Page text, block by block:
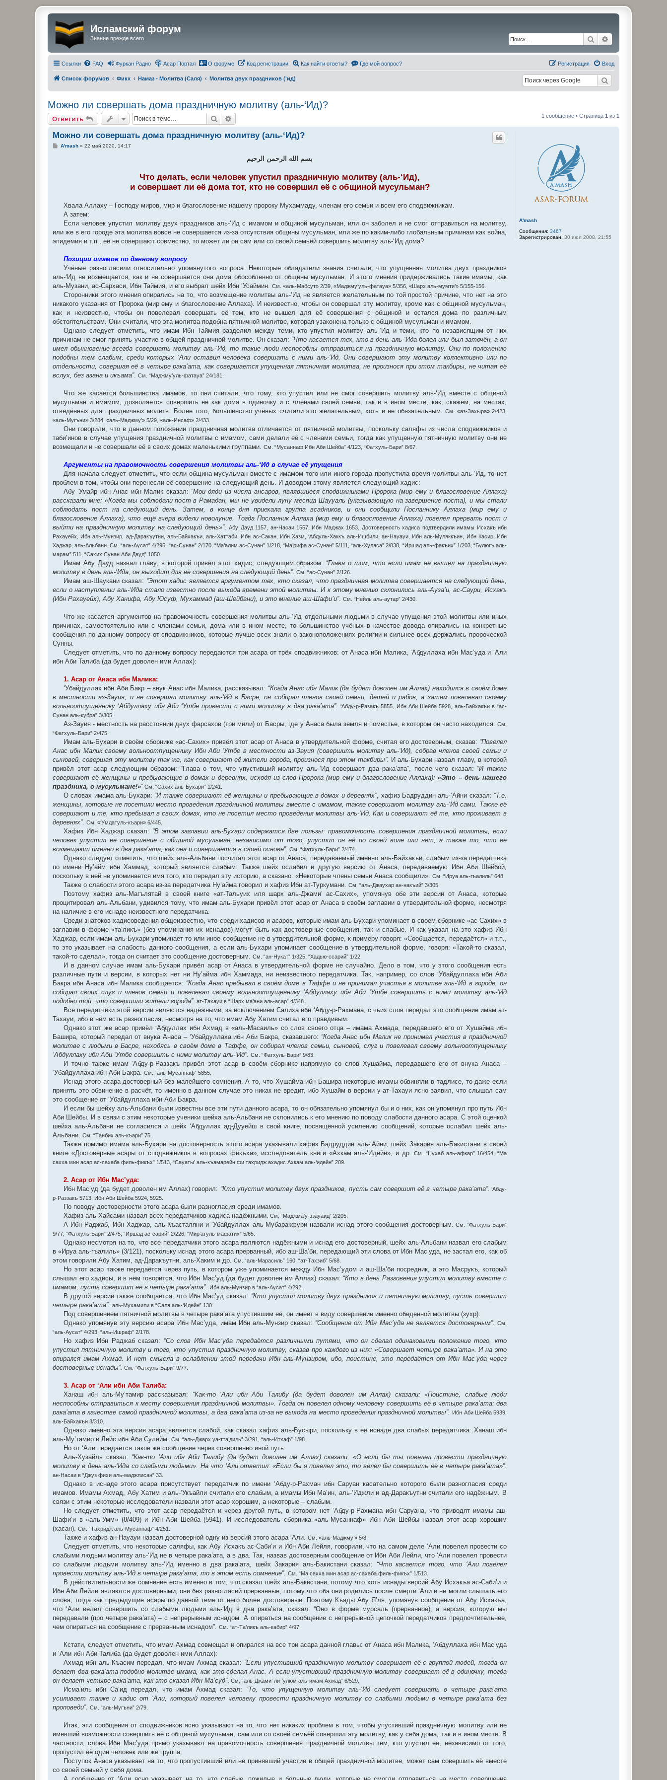
Исламский форум
Знание прежде всего Поиск
Ссылки FAQ Фуркан Радио Асар Портал О форуме Код регистрации Как найти ответы? Где мой вопрос? Вход
Регистрация
Список форумов Фикх Намаз - Молитва (Саля) Молитва двух праздников ('ид)
Можно ли совершать дома праздничную молитву (аль-‘Ид)?
Ответить Поиск 1 сообщение • Страница 1 из 1
A'mash
Сообщения: 3467
Зарегистрирован: 30 июл 2008, 21:55
Можно ли совершать дома праздничную молитву (аль-‘Ид)?
СA'mash» 22 май 2020, 14:17
بسم الله الرحمن الرحيم
Что делать, если человек упустил праздничную молитву (аль-‘Ид),
и совершает ли её дома тот, кто не совершил её с общиной мусульман?
Хвала Аллаху – Господу миров, мир и благословение нашему пророку Мухаммаду, членам его семьи и всем его сподвижникам.
А затем:
Если человек упустил молитву двух праздников аль-‘Ид с имамом и общиной мусульман, или он заболел и не смог отправиться на молитву,
или же в его городе эта молитва вовсе не совершается из-за отсутствия общины мусульман, или же по каким-либо глобальным причинам как война,
эпидемия и т.п., её не совершают совместно, то может ли он сам или со своей семьёй совершить молитву аль-‘Ид дома?
Позиции имамов по данному вопросу
Учёные разногласили относительно упомянутого вопроса. Некоторые обладатели знания считали, что упущенная молитва двух праздников
аль-‘Ид не возмещается, как и не совершается она дома обособленно от общины мусульман. И этого мнения придерживались такие имамы, как
аль-Музани, ас-Сархаси, Ибн Таймия, и его выбрал шейх Ибн ‘Усаймин.
См. «аль-Мабсут» 2/39, «Маджму’уль-фатауа» 5/356, «Шарх аль-мумти’» 5/155-156.
Сторонники этого мнения опирались на то, что возмещение молитвы аль-‘Ид не является желательным по той простой причине, что нет на это
никакого указания от Пророка (мир ему и благословение Аллаха). И неизвестно, чтобы он совершал эту молитву, кроме как с общиной мусульман,
как и неизвестно, чтобы он повелевал совершать её тем, кто не вышел для её совершения с общиной и остался дома по различным
обстоятельствам. Они считали, что эта молитва подобна пятничной молитве, которая узаконена только с общиной мусульман и имамом.
Однако следует отметить, что имам Ибн Таймия разделил между теми, кто упустил молитву аль-‘Ид и теми, кто по независящим от них
причинам не смог принять участие в общей праздничной молитве. Он сказал: “Что касается тех, кто в день аль-‘Ида болел или был заточён, а он
имел обыкновение всегда совершать молитву аль-‘Ид, то такие люди неспособны отправиться на праздничную молитву. Они по положению
подобны тем слабым, среди которых ‘Али оставил человека совершать с ними аль-‘Ид. Они совершают эту молитву коллективно или по
отдельности, совершая её в четыре рака’ата, как совершается упущенная пятничная молитва, не произнося при этом такбиры, не читая её
вслух, без азана и икъама”. См. “Маджму’уль-фатауа” 24/181.
Что же касается большинства имамов, то они считали, что тому, кто упустил или не смог совершить молитву аль-‘Ид вместе с общиной
мусульман и имамом, дозволяется совершить её как дома в одиночку и с членами своей семьи, так и в ином месте, как, скажем, на местах,
отведённых для праздничных молитв. Более того, большинство учёных считали это желательным, хоть и не обязательным.См. «аз-Захыра» 2/423,
«аль-Мугъни» 3/284, «аль-Маджму’» 5/29, «аль-Инсаф» 2/433.
Они говорили, что в данном положении праздничная молитва отличается от пятничной молитвы, поскольку саляфы из числа сподвижников и
таби’инов в случае упущения праздничной молитвы с имамом, сами делали её с членами семьи, тогда как упущенную пятничную молитву они не
возмещали и не совершали её в своих домах маленькими группами.
См. “Мусаннаф Ибн Аби Шейба” 4/123, “Фатхуль-Бари” 8/67.
Аргументы на правомочность совершения молитвы аль-‘Ид в случае её упущения
Для начала следует отметить, что если община мусульман вместе с имамом того или иного города пропустила время молитвы аль-‘Ид, то нет
проблем в том, чтобы они перенесли её совершение на следующий день. И доводом этому является следующий хадис:
Абу ‘Умайр ибн Анас ибн Малик сказал: “Мои дяди из числа ансаров, являвшиеся сподвижниками Пророка (мир ему и благословение Аллаха)
рассказали мне: «Когда мы соблюдали пост в Рамадан, мы не увидели луну месяца Шаууаль (указывающую на завершение поста), и мы стали
соблюдать пост на следующий день. Затем, в конце дня приехала группа всадников, и они сообщили Посланнику Аллаха (мир ему и
благословение Аллаха), что ещё вчера видели новолуние. Тогда Посланник Аллаха (мир ему и благословение Аллаха) повелел прервать пост и
выйти на праздничную молитву на следующий день»”.Абу Дауд 1157, ан-Насаи 1557, Ибн Маджах 1653. Достоверность хадиса подтвердили имамы Исхакъ ибн
Рахауейх, Ибн аль-Мунзир, ад-Даракъутни, аль-Байхакъи, аль-Хаттаби, Ибн ас-Сакан, Ибн Хазм, ‘Абдуль-Хаккъ аль-Ишбили, ан-Науауи, Ибн аль-Муляккъин, Ибн Касир, Ибн
Хаджар, аль-Альбани. См. “аль-Аусат” 4/295, “ас-Сунан” 2/170, “Ма’алим ас-Сунан” 1/218, “Ма’рифа ас-Сунан” 5/111, “аль-Хуляса” 2/838, “Иршад аль-факъих” 1/203, “Булюгъ аль-
марам” 511, “Сахих Сунан Аби Дауд” 1050.
Имам Абу Дауд назвал главу, в которой привёл этот хадис, следующим образом: “Глава о том, что если имам не вышел на праздничную
молитву в день аль-‘Ида, он выходит для её совершения на следующий день”. См. “ас-Сунан” 2/126.
Имам аш-Шаукани сказал: “Этот хадис является аргументом тех, кто сказал, что праздничная молитва совершается на следующий день,
если о наступлении аль-‘Ида стало известно после выхода времени этой молитвы. И к этому мнению склонились аль-Ауза’и, ас-Саури, Исхакъ
(Ибн Рахауейх), Абу Ханифа, Абу Юсуф, Мухаммад (аш-Шейбани), и это мнение аш-Шафи’и”. См. “Нейль аль-аутар” 2/430.
Что же касается аргументов на правомочность совершения молитвы аль-‘Ид отдельными людьми в случае упущения этой молитвы или иных
причинах, самостоятельно или с членами семьи, дома или в ином месте, то большинство учёных в качестве довода опирались на конкретные
сообщения по данному вопросу от сподвижников, которые лучше всех знали о законоположениях религии и сильнее всех держались пророческой
Сунны.
Следует отметить, что по данному вопросу передаются три асара от трёх сподвижников: от Анаса ибн Малика, ‘Абдуллаха ибн Мас’уда и ‘Али
ибн Аби Талиба (да будет доволен ими Аллах):
1. Асар от Анаса ибн Малика:
‘Убайдуллах ибн Аби Бакр – внук Анас ибн Малика, рассказывал: “Когда Анас ибн Малик (да будет доволен им Аллах) находился в своём доме
в местности аз-Зауия, и не совершал молитву аль-‘Ид в Басре, он собирал членов своей семьи, детей и рабов, а затем повелевал своему
вольноотпущеннику ‘Абдуллаху ибн Аби ‘Утбе провести с ними молитву в два рака’ата”.
‘Абду-р-Разакъ 5855, Ибн Аби Шейба 5928, аль-Байхакъи в “ас-
Сунан аль-кубра” 3/305.
Аз-Зауия - местность на расстоянии двух фарсахов (три мили) от Басры, где у Анаса была земля и поместье, в котором он часто находился.
См.
“Фатхуль-Бари” 2/475.
Имам аль-Бухари в своём сборнике «ас-Сахих» привёл этот асар от Анаса в утвердительной форме, считая его достоверным, сказав: “Повелел
Анас ибн Малик своему вольноотпущеннику Ибн Аби ‘Утбе в местности аз-Зауия (совершить молитву аль-‘Ид), собрав членов своей семьи и
сыновей, совершая эту молитву так же, как совершают её жители города, произнося при этом такбиры”. И аль-Бухари назвал главу, в которой
привёл этот асар следующим образом: “Глава о том, что упустивший молитву аль-‘Ид совершает два рака’ата”, после чего сказал: “И также
совершают её женщины и пребывающие в домах и деревнях, исходя из слов Пророка (мир ему и благословение Аллаха): «Это – день нашего
праздника, о мусульмане!»” См. “Сахих аль-Бухари” 1/241.
О словах имама аль-Бухари: “И также совершают её женщины и пребывающие в домах и деревнях”, хафиз Бадруддин аль-‘Айни сказал: “Т.е.
женщины, которые не посетили место проведения праздничной молитвы вместе с имамом, также совершают молитву аль-‘Ид сами. Также её
совершают и те, кто пребывал в своих домах, кто не посетил место проведения молитвы аль-‘Ид. Как и совершают её те, кто проживает в
деревнях”. См. «‘Умдатуль-къари» 6/445.
Хафиз Ибн Хаджар сказал: “В этом заглавии аль-Бухари содержатся две пользы: правомочность совершения праздничной молитвы, если
человек упустил её совершение с общиной мусульман, независимо от того, упустил он её по своей воле или нет; а также то, что её
возмещают именно в два рака’ата, как она и совершается в своей основе”. См. “Фатхуль-Бари” 2/474.
Однако следует отметить, что шейх аль-Альбани посчитал этот асар от Анаса, передаваемый именно аль-Байхакъи, слабым из-за передатчика
по имени Ну’айм ибн Хаммад, который является слабым. Также шейх ослабил и другую версию от Анаса, передаваемую Ибн Аби Шейбой,
поскольку в ней не упоминается имя того, кто передал эту историю, а сказано: «Некоторые члены семьи Анаса сообщили».
См. “Ируа аль-гъалиль” 648.
Также о слабости этого асара из-за передатчика Ну’айма говорил и хафиз Ибн ат-Туркумани. См. “аль-Джаухар ан-накъий” 3/305.
Поэтому хафиз аль-Магълятай в своей книге «ат-Тальуих иля шарх аль-Джами’ ас-Сахих», упомянув обе эти версии от Анаса, которые
процитировал аль-Альбани, удивился тому, что имам аль-Бухари привёл этот асар от Анаса в своём заглавии в утвердительной форме, несмотря
на наличие в его иснаде неизвестного передатчика.
Среди знатоков хадисоведения общеизвестно, что среди хадисов и асаров, которые имам аль-Бухари упоминает в своем сборнике «ас-Сахих» в
заглавии в форме «та’ликъ» (без упоминания их иснадов) могут быть как достоверные сообщения, так и слабые. И как указал на это хафиз Ибн
Хаджар, если имам аль-Бухари упоминает то или иное сообщение не в утвердительной форме, к примеру говоря: «Сообщается, передаётся» и т.п.,
то это указывает на слабость данного сообщения, а если аль-Бухари упоминает сообщение в утвердительной форме, говоря: «Такой-то сказал,
такой-то сделал», тогда он считает это сообщение достоверным.
См. “ан-Нукат” 1/325, “Хадью-ссарий” 1/22.
И в данном случае имам аль-Бухари привёл асар от Анаса в утвердительной форме не случайно. Дело в том, что у этого сообщения есть
различные пути и версии, в которых нет ни Ну’айма ибн Хаммада, ни неизвестного передатчика. Так, например, со слов ‘Убайдуллаха ибн Аби
Бакра ибн Анаса ибн Малика сообщается: “Когда Анас пребывал в своём доме в Таффе и не принимал участья в молитве аль-‘Ид в городе, он
собирал своих слуг и членов семьи и повелевал своему вольноотпущеннику ‘Абдуллаху ибн Аби ‘Утбе совершить с ними молитву аль-‘Ид
подобно той, что совершили жители города”. ат-Тахауи в “Шарх ма’ани аль-асар” 4/348.
Все передатчики этой версии являются надёжными, за исключением Салиха ибн ‘Абду-р-Рахмана, с чьих слов передал это сообщение имам ат-
Тахауи, ибо в нём есть разногласия, несмотря на то, что имам Абу Хатим считал его правдивым.
Однако этот же асар привёл ‘Абдуллах ибн Ахмад в «аль-Масаиль» со слов своего отца – имама Ахмада, передавшего его от Хушайма ибн
Башира, который передал от внука Анаса – ‘Убайдуллаха ибн Аби Бакра, сказавшего: “Когда Анас ибн Малик не принимал участия в праздничной
молитве с людьми в Басре, находясь в своём доме в Таффе, он собирал членов семьи, сыновей, слуг и повелевал своему вольноотпущеннику
‘Абдуллаху ибн Аби ‘Утбе совершить с ними молитву аль-‘Ид”. См. “Фатхуль-Бари” 9/83.
И точно также имам ‘Абду-р-Раззакъ привёл этот асар в своём сборнике напрямую со слов Хушайма, передавшего его от внука Анаса –
‘Убайдуллаха ибн Аби Бакра.
См. “аль-Мусаннаф” 5855.
Иснад этого асара достоверный без малейшего сомнения. А то, что Хушайма ибн Башира некоторые имамы обвиняли в тадлисе, то даже если
принять это обвинение в расчёт, то именно в данном случае это никак не вредит, ибо Хушайм в версии у ат-Тахауи ясно заявил, что слышал сам
это сообщение от ‘Убайдуллаха ибн Аби Бакра.
И если бы шейху аль-Альбани были известны все эти пути данного асара, то он обязательно упомянул бы и о них, как он упомянул про путь Ибн
Аби Шейбы. И в связи с этим некоторые ученики шейха аль-Альбани не склонились к его мнению по поводу слабости данного асара. С этой оценкой
шейха аль-Альбани не согласился и шейх ‘Абдуллах ад-Дууейш в свой книге, посвящённой усилению сообщений, которые ослабил шейх аль-
Альбани.
См. “Танбих аль-къари” 75.
Также помимо имама аль-Бухари на достоверность этого асара указывали хафиз Бадруддин аль-‘Айни, шейх Закария аль-Бакистани в своей
книге «Достоверные асары от сподвижников в вопросах фикъха», исследователь книги «Ахкам аль-‘Идейн», и др.См. “Нухаб аль-афкар” 16/454, “Ма
сахха мин асар ас-сахаба филь-фикъх” 1/513, “Сауаты’ аль-къамарейн фи тахридж ахадис Ахкам аль-‘идейн” 209.
2. Асар от Ибн Мас’уда:
Ибн Мас’уд (да будет доволен им Аллах) говорил: “Кто упустил молитву двух праздников, пусть сам совершит её в четыре рака’ата”. ‘Абду-
р-Раззакъ 5713, Ибн Аби Шейба 5924, 5925.
По поводу достоверности этого асара были разногласия среди имамов.
Хафиз аль-Хайсами назвал всех передатчиков хадиса надёжными. См. “Маджма’у-ззауаид” 2/205.
А Ибн Раджаб, Ибн Хаджар, аль-Къасталяни и ‘Убайдуллах аль-Мубаракфури назвали иснад этого сообщения достоверным.
См. “Фатхуль-Бари”
9/77, “Фатхуль-Бари” 2/475, “Иршад ас-сарий” 2/226, “Мир’атуль-мафатих” 5/65.
Однако несмотря на то, что все передатчики этого асара являются надёжными и иснад его достоверный, шейх аль-Альбани назвал его слабым
в «Ируа аль-гъалиль» (3/121), поскольку иснад этого асара прерванный, ибо аш-Ша’би, передающий эти слова от Ибн Мас’уда, не застал его, как об
этом говорили Абу Хатим, ад-Даракъутни, аль-Хаким и др.
См. “аль-Марасиль” 160, “ат-Тахзиб” 5/68.
Но этот асар также передаётся через путь, в котором уже упоминается между Ибн Мас’удом и аш-Ша’би посредник, а это Масрукъ, который
слышал его хадисы, и в нём говорится, что Ибн Мас’уд (да будет доволен им Аллах) сказал: “Кто в день Разговения упустил молитву вместе с
имамом, пусть совершит её в четыре рака’ата”. Ибн аль-Мунзир в “аль-Аусат” 4/292.
В другой версии также сообщается, что Ибн Мас’уд сказал: “Кто упустил молитву двух праздников и пятничную молитву, пусть совершит
четыре рака’ата”. аль-Мухамили в “Саля аль-‘Идейн” 130.
Под совершением пятничной молитвы в четыре рака’ата упустившим её, он имеет в виду совершение именно обеденной молитвы (зухр).
Однако упомянув эту версию асара Ибн Мас’уда, имам Ибн аль-Мунзир сказал: “Сообщение от Ибн Мас’уда не является достоверным”.См.
“аль-Аусат” 4/293, “аль-Ишраф” 2/178.
Но хафиз Ибн Раджаб сказал: “Со слов Ибн Мас’уда передаётся различными путями, что он сделал одинаковыми положение того, кто
упустил пятничную молитву и того, кто упустил праздничную молитву, сказав про каждого из них: «Совершает четыре рака’ата». И на это
опирался имам Ахмад. И нет смысла в ослаблении этой передачи Ибн аль-Мунзиром, ибо, поистине, это передаётся от Ибн Мас’уда через
достоверные иснады”. См. “Фатхуль-Бари” 9/77.
3. Асар от ‘Али ибн Аби Талиба:
Ханаш ибн аль-Му’тамир рассказывал: “Как-то ‘Али ибн Аби Талибу (да будет доволен им Аллах) сказали: «Поистине, слабые люди
неспособны отправиться к месту совершения праздничной молитвы». Тогда он повелел одному человеку совершить её в четыре рака’ата: два
рака’ата в качестве самой праздничной молитвы, а два рака’ата из-за не выхода на место проведения праздничной молитвы”.
Ибн Аби Шейба 5939,
аль-Байхакъи 3/310.
Однако именно эта версия асара является слабой, как сказал хафиз аль-Бусыри, поскольку в её иснаде два слабых передатчика: Ханаш ибн
аль-Му’тамир и Лейс ибн Аби Сулейм.
См. “аль-Джарх уа-тта’диль” 3/291, “аль-Итхаф” 1/98
Но от ‘Али передаётся такое же сообщение через совершенно иной путь:
Аль-Хузайль сказал: “Как-то ‘Али ибн Аби Талибу (да будет доволен им Аллах) сказали: «О если бы ты повелел провести праздничную
молитву в день аль-‘Ида со слабыми людьми». На что ‘Али ответил: «Если бы я повелел это, то велел бы совершить её в четыре рака’ата»”.
ан-Насаи в “Джуз фихи аль-маджлисан” 33.
Однако в иснаде этого асара присутствует передатчик по имени ‘Абду-р-Рахман ибн Саруан касательно которого были разногласия среди
имамов. Имамы Ахмад, Абу Хатим и аль-‘Укъайли считали его слабым, а имамы Ибн Ма’ин, аль-‘Иджли и ад-Даракъутни считали его надёжным. В
связи с этим некоторые исследователи назвали этот асар хорошим, а некоторые – слабым.
Но следует отметить, что этот асар передаётся и через другой путь, в котором нет ‘Абду-р-Рахмана ибн Саруана, что приводят имамы аш-
Шафи’и в «аль-Умм» (8/409) и Ибн Аби Шейба (5941). И исследователь сборника «аль-Мусаннаф» Ибн Аби Шейбы назвал этот асар хорошим
(хасан).
См. “Тахридж аль-Мусаннаф” 4/251.
Также и хафиз ан-Науауи назвал достоверной одну из версий этого асара ‘Али. См. «аль-Маджму’» 5/8.
Следует отметить, что некоторые саляфы, как Абу Исхакъ ас-Саби’и и Ибн Аби Лейля, говорили, что на самом деле ‘Али повелел провести со
слабыми людьми молитву аль-‘Ид не в четыре рака’ата, а в два. Так, назвав достоверным сообщение от Ибн Аби Лейли, что ‘Али повелел провести
со слабыми людьми молитву аль-‘Ид именно в два рака’ата, шейх Закария аль-Бакистани сказал: “Что касается того, что ‘Али повелел
провести молитву аль-‘Ид в четыре рака’ата, то в этом есть сомнение”. См. “Ма сахха мин асар ас-сахаба филь-фикъх” 1/513.
В действительности же сомнение есть именно в том, что сказал шейх аль-Бакистани, потому что хоть иснады версий Абу Исхакъа ас-Саби’и и
Ибн Аби Лейли являются достоверными, они без разногласий прерванные, потому что оба они родились после смерти ‘Али и не могли слышать его
слова, тогда как предыдущие асары по данной теме от него более достоверные. Поэтому Къады Абу Я’ля, упомянув сообщение от Абу Исхакъа,
что ‘Али велел совершить со слабыми людьми аль-‘Ид в два рака’ата, сказал: “Оно в форме мурсаль (прерванное), а версия, которую мы
передавали (про четыре рака’ата) – с непрерывным иснадом. А опираться на сообщение с непрерывной цепочкой передатчиков предпочтительнее,
чем опираться на сообщение с прерванным иснадом”.
См. “ат-Та’ликъ аль-кабир” 4/97.
Кстати, следует отметить, что имам Ахмад совмещал и опирался на все три асара данной главы: от Анаса ибн Малика, ‘Абдуллаха ибн Мас’уда
и ‘Али ибн Аби Талиба (да будет доволен ими Аллах):
Ахмад ибн аль-Къасим передал, что имам Ахмад сказал: “Если упустивший праздничную молитву совершает её с группой людей, тогда он
делает два рака’ата подобно молитве имама, как это сделал Анас. А если упустивший праздничную молитву совершает её в одиночку, тогда
он делает четыре рака’ата, как это сказал Ибн Ма’суд”. См. “аль-Джами’ ли-‘улюм аль-имам Ахмад” 6/529.
Исма’иль ибн Са’ид передал, что имам Ахмад сказал: “То, что упущенную молитву аль-‘Ид следует совершать в четыре рака’ата
усиливает также и хадис от ‘Али, который повелел человеку провести праздничную молитву со слабыми людьми в четыре рака’ата без
проповеди”. См. “аль-Мугъни” 2/79.
Итак, эти сообщения от сподвижников ясно указывают на то, что нет никаких проблем в том, чтобы упустивший праздничную молитву или не
имевший возможности совершить её с общиной мусульман, сам или со своей семьёй совершил эту молитву, как у себя дома, так и в ином месте. В
частности, слова Ибн Мас’уда прямо указывают на правомочность совершения праздничной молитвы тем, кто упустил её, независимо от того,
пропустил её один человек или же группа.
Поступок Анаса указывает на то, что пропустивший или не принявший участие в общей праздничной молитве, может сам совершить её вместе
со своей семьей у себя дома.